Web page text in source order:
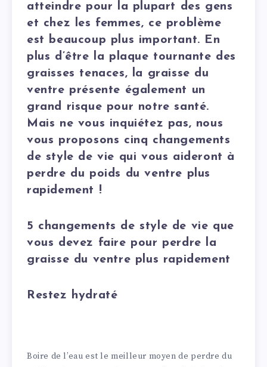
atteindre pour la plupart des gens
et chez les femmes, ce problème
est beaucoup plus important. En
plus d’être la plaque tournante des
graisses tenaces, la graisse du
ventre présente également un
grand risque pour notre santé.
Mais ne vous inquiétez pas, nous
vous proposons cinq changements
de style de vie qui vous aideront à
perdre du poids du ventre plus
rapidement !
5 changements de style de vie que
vous devez faire pour perdre la
graisse du ventre plus rapidement
Restez hydraté
Boire de l’eau est le meilleur moyen de perdre du